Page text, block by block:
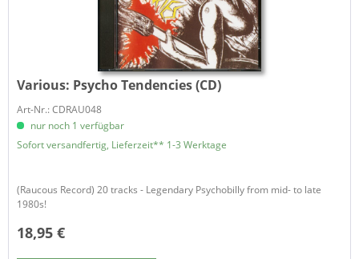
Various: Psycho Tendencies (CD)
Art-Nr.: CDRAU048
nur noch 1 verfügbar
Sofort versandfertig, Lieferzeit** 1-3 Werktage
(Raucous Record) 20 tracks - Legendary Psychobilly from mid- to late
1980s!
18,95 €